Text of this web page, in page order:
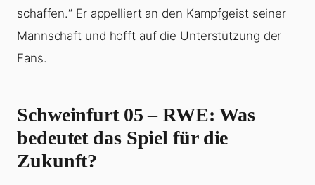
schaffen.“ Er appelliert an den Kampfgeist seiner
Mannschaft und hofft auf die Unterstützung der
Fans.
Schweinfurt 05 – RWE: Was
bedeutet das Spiel für die
Zukunft?